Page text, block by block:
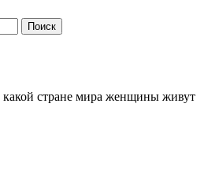
какой стране мира женщины живут